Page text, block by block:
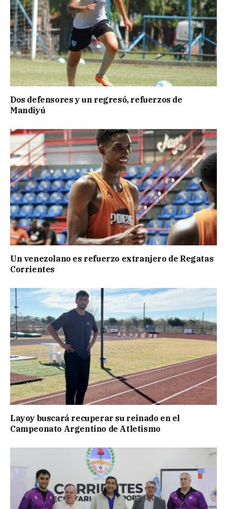
Dos defensores y un regresó, refuerzos de
Mandiyú
Un venezolano es refuerzo extranjero de Regatas
Corrientes
Layoy buscará recuperar su reinado en el
Campeonato Argentino de Atletismo